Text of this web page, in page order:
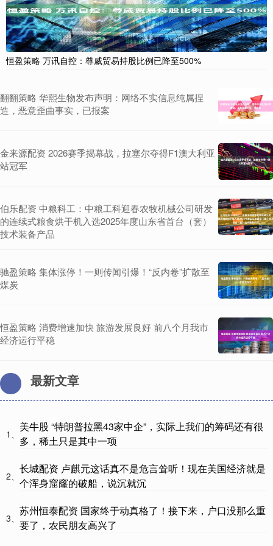
恒盈策略 万讯自控：尊威贸易持股比例已降至500%
翻翻策略 华熙生物发布声明：网络不实信息纯属捏
造，恶意歪曲事实，已报案
金来源配资 2026赛季揭幕战，拉塞尔夺得F1澳大利亚
站冠军
伯乐配资 中粮科工：中粮工科迎春农牧机械公司研发
的连续式粮食烘干机入选2025年度山东省首台（套）
技术装备产品
驰盈策略 集体涨停！一则传闻引爆！“反内卷”扩散至
煤炭
恒盈策略 消费增速加快 旅游发展良好 前八个月我市
经济运行平稳
最新文章
1、
美牛股 “特朗普拉黑43家中企”，实际上我们的筹码还有很
多，稀土只是其中一项
2、
长城配资 卢麒元这话真不是危言耸听！现在美国经济就是
个浑身窟窿的破船，说沉就沉
3、
苏州恒泰配资 国家终于动真格了！接下来，户口没那么重
要了，农民朋友高兴了